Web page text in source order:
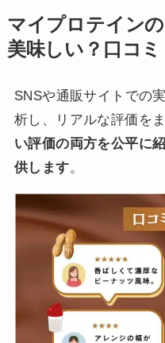
マイプロテイン
美味しい？口コ
SNSや通販サイトでの
析し、リアルな評価を
い評価の両方を公平に
供します。